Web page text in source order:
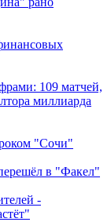
109 матчей,
миллиарда
"Сочи"
в "Факел"
-